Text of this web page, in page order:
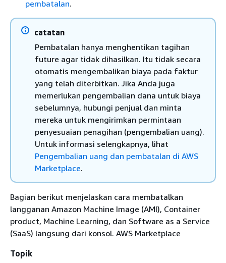
pembatalan.
catatan
Pembatalan hanya menghentikan tagihan
future agar tidak dihasilkan. Itu tidak secara
otomatis mengembalikan biaya pada faktur
yang telah diterbitkan. Jika Anda juga
memerlukan pengembalian dana untuk biaya
sebelumnya, hubungi penjual dan minta
mereka untuk mengirimkan permintaan
penyesuaian penagihan (pengembalian uang).
Untuk informasi selengkapnya, lihat
Pengembalian uang dan pembatalan di AWS
Marketplace.
Bagian berikut menjelaskan cara membatalkan
langganan Amazon Machine Image (AMI), Container
product, Machine Learning, dan Software as a Service
(SaaS) langsung dari konsol. AWS Marketplace
Topik